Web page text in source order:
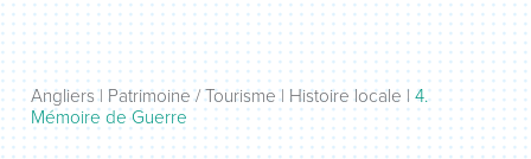
Angliers|Patrimoine / Tourisme|Histoire locale |4.
Mémoire de Guerre